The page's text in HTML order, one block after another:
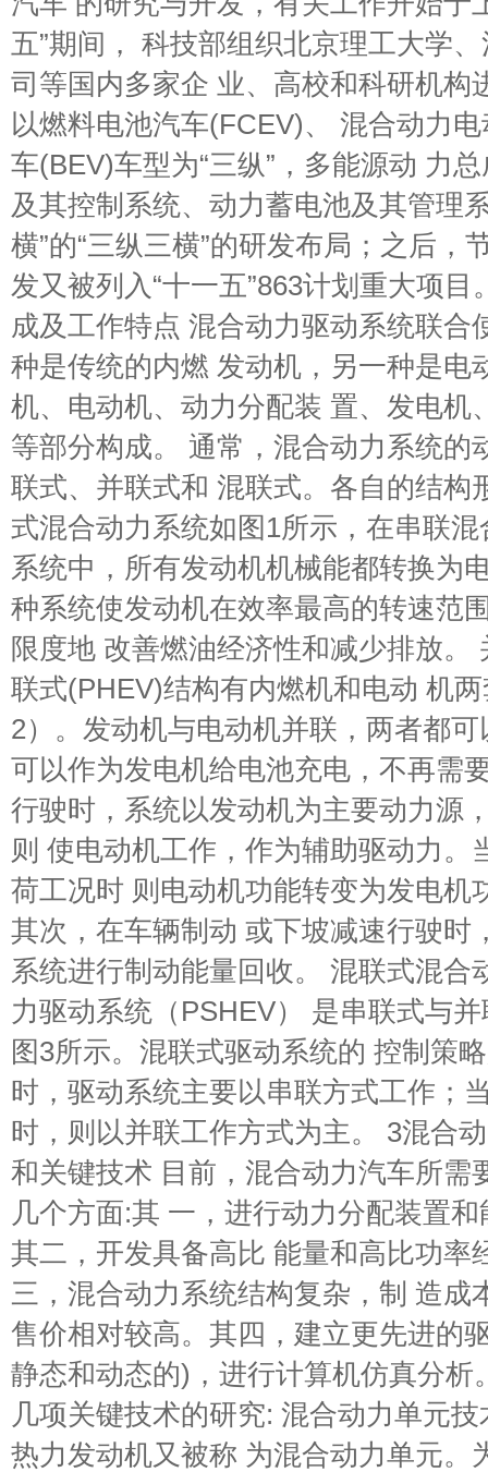
五”期间， 科技部组织北京理工大学
司等国内多家企 业、高校和科研机构
以燃料电池汽车(FCEV)、 混合动力
车(BEV)车型为“三纵”，多能源动 力
及其控制系统、动力蓄电池及其管理
横”的“三纵三横”的研发布局；之后，
发又被列入“十一五”863计划重大项
成及工作特点 混合动力驱动系统联合
种是传统的内燃 发动机，另一种是电
机、电动机、动力分配装 置、发电机
等部分构成。 通常，混合动力系统的
联式、并联式和 混联式。各自的结构
式混合动力系统如图1所示，在串联
系统中，所有发动机机械能都转换为
种系统使发动机在效率最高的转速范
限度地 改善燃油经济性和减少排放。
联式(PHEV)结构有内燃机和电动 机
2）。发动机与电动机并联，两者都
可以作为发电机给电池充电，不再需
行驶时，系统以发动机为主要动力源
则 使电动机工作，作为辅助驱动力。
荷工况时 则电动机功能转变为发电机
其次，在车辆制动 或下坡减速行驶时
系统进行制动能量回收。 混联式混合
力驱动系统（PSHEV） 是串联式与
图3所示。混联式驱动系统的 控制策
时，驱动系统主要以串联方式工作；
时，则以并联工作方式为主。 3混合
和关键技术 目前，混合动力汽车所需
几个方面:其 一，进行动力分配装置
其二，开发具备高比 能量和高比功率
三，混合动力系统结构复杂，制 造成
售价相对较高。其四，建立更先进的
静态和动态的)，进行计算机仿真分析
几项关键技术的研究: 混合动力单元
热力发动机又被称 为混合动力单元。